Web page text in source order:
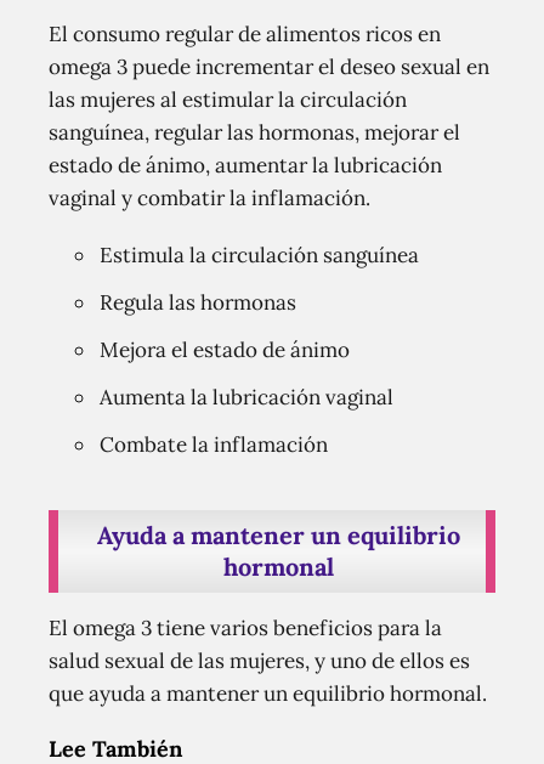
El consumo regular de alimentos ricos en
omega 3 puede incrementar el deseo sexual en
las mujeres al estimular la circulación
sanguínea, regular las hormonas, mejorar el
estado de ánimo, aumentar la lubricación
vaginal y combatir la inflamación.
Estimula la circulación sanguínea
Regula las hormonas
Mejora el estado de ánimo
Aumenta la lubricación vaginal
Combate la inflamación
Ayuda a mantener un equilibrio
hormonal
El omega 3 tiene varios beneficios para la
salud sexual de las mujeres, y uno de ellos es
que ayuda a mantener un equilibrio hormonal.
Lee También